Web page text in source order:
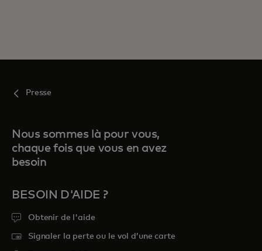
Presse
Nous sommes là pour vous,
chaque fois que vous en avez
besoin
BESOIN D'AIDE ?
Obtenir de l'aide
Signaler la perte ou le vol d’une carte